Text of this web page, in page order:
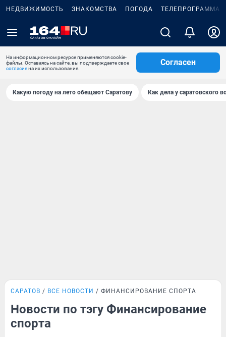
НЕДВИЖИМОСТЬ ЗНАКОМСТВА ПОГОДА ТЕЛЕПРОГРАММА
На информационном ресурсе применяются cookie-
файлы. Оставаясь на сайте, вы подтверждаете свое
согласиена их использование.
Согласен
Какую погоду на лето обещают Саратову Как дела у саратовского
САРАТОВ ВСЕ НОВОСТИ ФИНАНСИРОВАНИЕ СПОРТА
Новости по тэгу Финансирование
спорта